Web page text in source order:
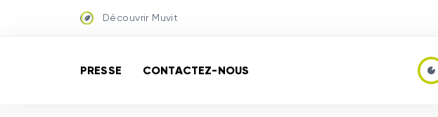
Découvrir Muvit
PRESSE CONTACTEZ-NOUS